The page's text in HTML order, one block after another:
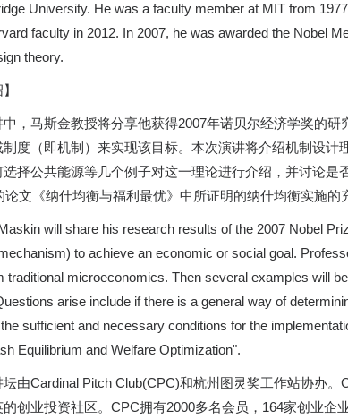
University. He was a faculty member at MIT from
faculty in 2012. In 2007, he was awarded the Nobel
theory.
中，马斯金教授将分享他获得2007年诺贝尔经济学奖的
度（即机制）来实现该目标。本次演讲将介绍机制设
择公共能源等几个例子对这一理论进行介绍，并讨论
论文《纳什均衡与福利最优》中所证明的纳什均衡实施的
will share his research results of the 2007 Nobel
to achieve an economic or social goal.
traditional microeconomics. Then several examples will
arise include if there is a general way of
sufficient and necessary conditions for the
Equilibrium and Welfare Optimization".
由Cardinal Pitch Club(CPC)和杭州图灵奖工作站协办
创业投资社区。CPC拥有2000多名会员，164家创业